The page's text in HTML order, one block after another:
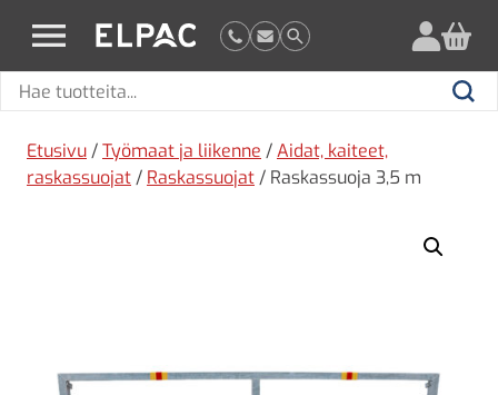
elpac.fi
Hae
Hae
Etusivu /Työmaat ja liikenne /Aidat, kaiteet,
raskassuojat / Raskassuojat / Raskassuoja 3,5 m